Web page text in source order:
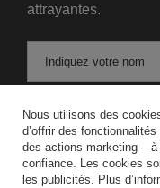
attrayantes.
Indiquez votre nom
Saisissez votre
J'accepte le traitement de mes données
Nous utilisons des
d’offrir des
des actions marketing –
confiance. Les cookies
les publicités. Plus